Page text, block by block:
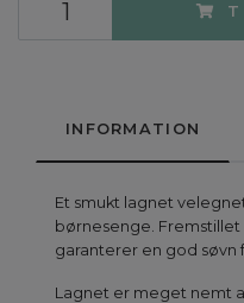
INFORMATION
Et smukt lagnet
børnesenge.
garanterer en god søvn
Lagnet er meget nemt